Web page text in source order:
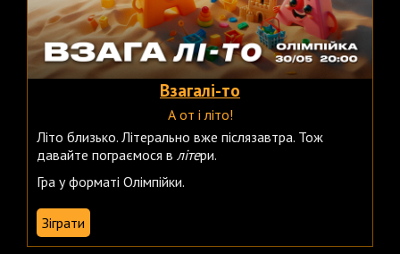
Взагалі-то
А от і літо!
Літо близько. Літерально вже післязавтра. Тож
давайте пограємося в літери.
Гра у форматі Олімпійки.
Зіграти